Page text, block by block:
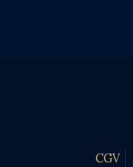
CGV